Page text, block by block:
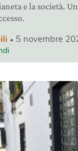
e la società.
5 novembre